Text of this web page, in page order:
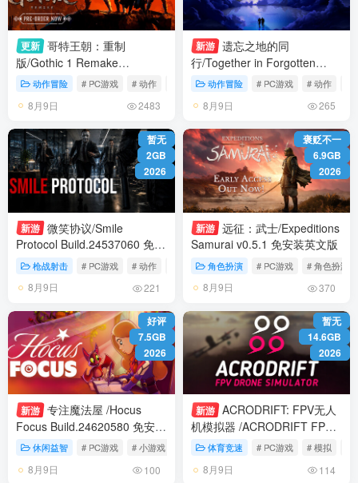
更新 哥特王朝：重制
版/Gothic 1 Remake
v20260806 送修改器 免安装
中文版
动作冒险 # PC游戏 # 动作
8月9日 2483
新游 遗忘之地的同
行/Together in Forgotten
Lands Build.24614640 免安装
中文版
动作冒险 # PC游戏 # 动作
8月9日 265
暂无
2GB
2026
新游 微笑协议/Smile
Protocol Build.24537060 免安
装中文版
枪战射击 # PC游戏 # 动作
8月9日 221
褒贬不一
6.9GB
2026
新游 远征：武士/Expeditions
Samurai v0.5.1 免安装英文版
角色扮演 # PC游戏 # 角色扮演
8月9日 370
好评
7.5GB
2026
新游 专注魔法屋 /Hocus
Focus Build.24620580 免安装
中文版
休闲益智 # PC游戏 # 小游戏 # 休闲
8月9日 100
暂无
14.6GB
2026
新游 ACRODRIFT: FPV无人
机模拟器 /ACRODRIFT FPV
Drone Simulator
Build.24617582 免安装中文版
体育竞速 # PC游戏 # 模拟
8月9日 114